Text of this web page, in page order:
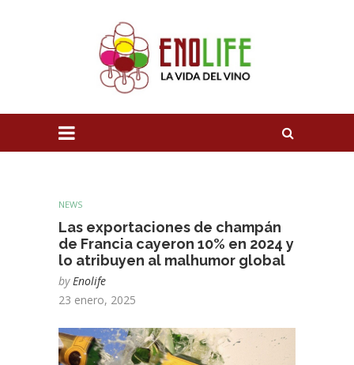
NEWS
Las exportaciones de champán
de Francia cayeron 10% en 2024 y
lo atribuyen al malhumor global
by Enolife
23 enero, 2025